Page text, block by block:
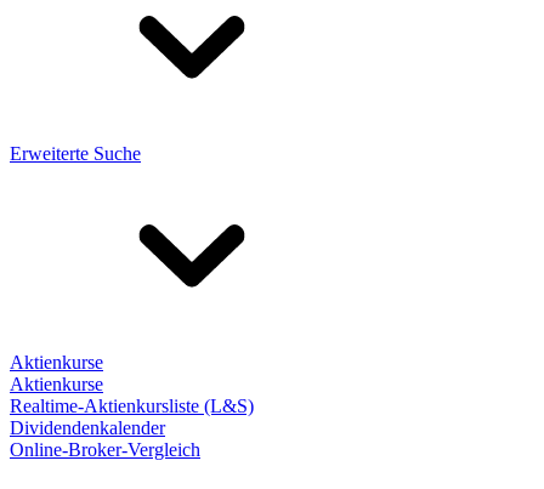
Erweiterte Suche
Aktienkurse
Aktienkurse
Realtime-Aktienkursliste (L&S)
Dividendenkalender
Online-Broker-Vergleich